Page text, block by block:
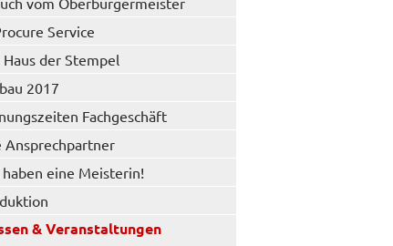
Service
Haus der Stempel
2017
Fachgeschäft
Ansprechpartner
eine Meisterin!
& Veranstaltungen